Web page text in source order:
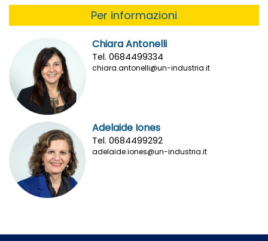
Per informazioni
Chiara Antonelli
Tel. 0684499334
chiara.antonelli@un-industria.it
Adelaide Iones
Tel. 0684499292
adelaide.iones@un-industria.it